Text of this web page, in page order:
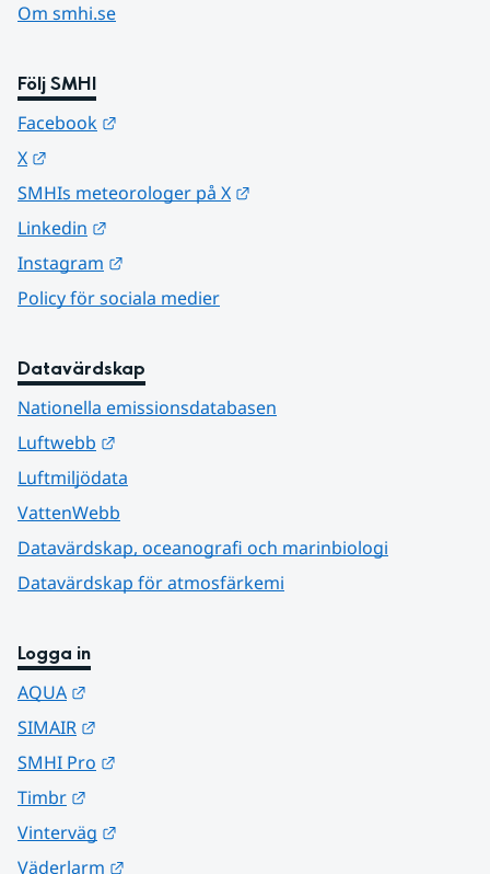
Om smhi.se
Följ SMHI
Facebook
X
SMHIs meteorologer på X
Linkedin
Instagram
Policy för sociala medier
Datavärdskap
Nationella emissionsdatabasen
Luftwebb
Luftmiljödata
VattenWebb
Datavärdskap, oceanografi och marinbiologi
Datavärdskap för atmosfärkemi
Logga in
AQUA
SIMAIR
SMHI Pro
Timbr
Vinterväg
Väderlarm